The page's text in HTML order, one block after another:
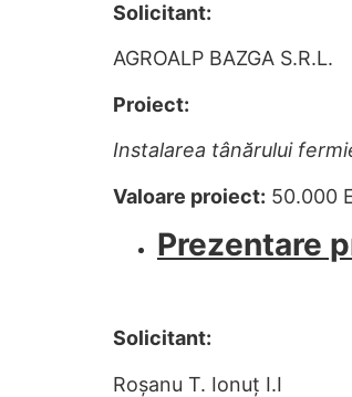
Solicitant:
AGROALP BAZGA S.R.L.
Proiect:
Instalarea tânărului
Valoare proiect: 50.000
Prezentare
Solicitant:
Roșanu T. Ionuț I.I